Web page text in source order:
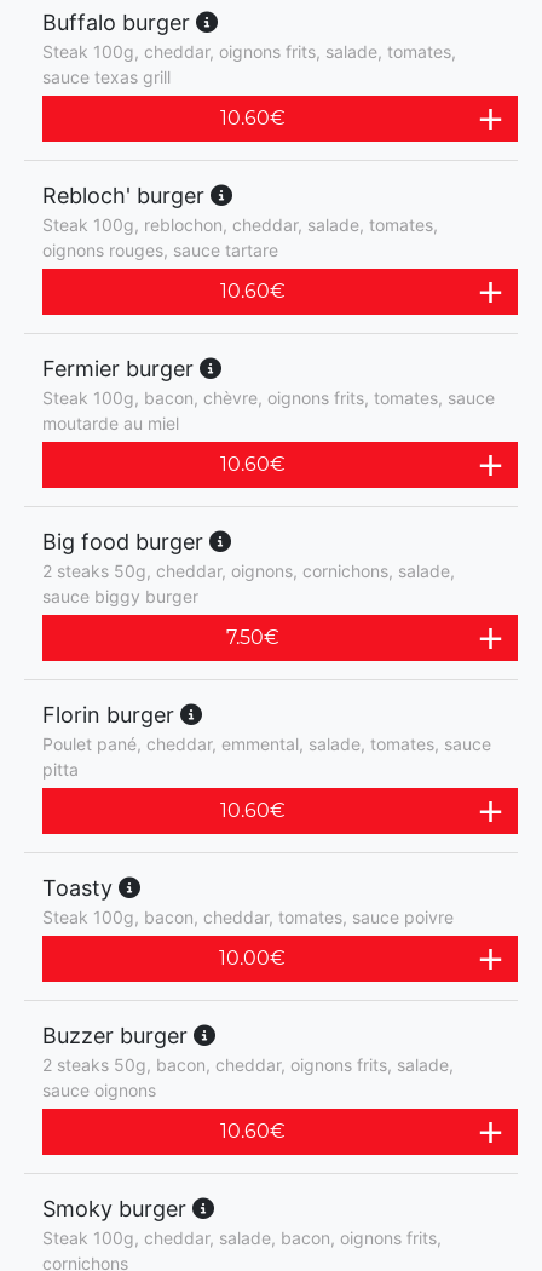
Buffalo burger
Steak 100g, cheddar, oignons frits, salade, tomates,
sauce texas grill
10.60€
Rebloch' burger
Steak 100g, reblochon, cheddar, salade, tomates,
oignons rouges, sauce tartare
10.60€
Fermier burger
Steak 100g, bacon, chèvre, oignons frits, tomates, sauce
moutarde au miel
10.60€
Big food burger
2 steaks 50g, cheddar, oignons, cornichons, salade,
sauce biggy burger
7.50€
Florin burger
Poulet pané, cheddar, emmental, salade, tomates, sauce
pitta
10.60€
Toasty
Steak 100g, bacon, cheddar, tomates, sauce poivre
10.00€
Buzzer burger
2 steaks 50g, bacon, cheddar, oignons frits, salade,
sauce oignons
10.60€
Smoky burger
Steak 100g, cheddar, salade, bacon, oignons frits,
cornichons